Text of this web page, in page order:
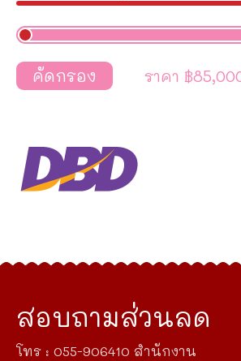
ราคา
ราคาคัดกรอง ราคา ฿
สอบถามส่วนลด
โทร : 055-906410 สำนักงาน